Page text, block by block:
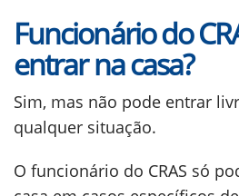
Funcionário do
entrar na casa?
Sim, mas não pode entrar
qualquer situação.
O funcionário do CRAS só